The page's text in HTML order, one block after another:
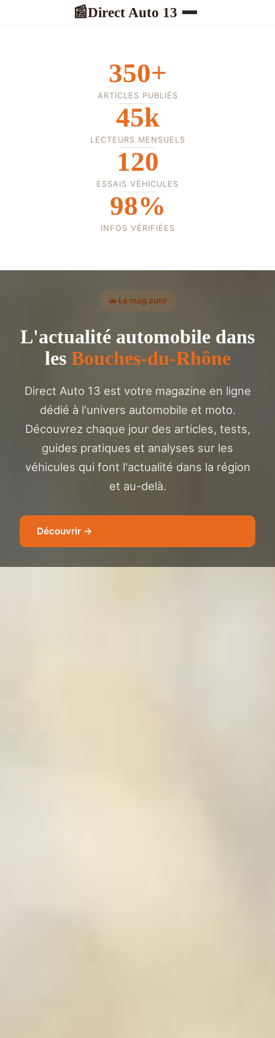
📰Direct Auto 13
350+
ARTICLES PUBLIÉS
45k
LECTEURS MENSUELS
120
ESSAIS VÉHICULES
98%
INFOS VÉRIFIÉES
🚗 Le mag auto
L'actualité automobile dans
les Bouches-du-Rhône
Direct Auto 13 est votre magazine en ligne
dédié à l'univers automobile et moto.
Découvrez chaque jour des articles, tests,
guides pratiques et analyses sur les
véhicules qui font l'actualité dans la région
et au-delà.
Découvrir →